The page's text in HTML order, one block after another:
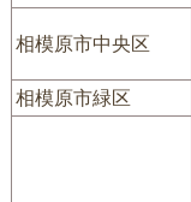
相模原市中央区
相模原市緑区